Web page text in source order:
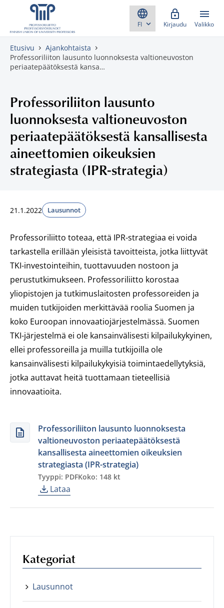
Skippaa sisältö
Kirjaudu Valikko
Etusivu
Ajankohtaista
Professoriliiton lausunto luonnoksesta valtioneuvoston
periaatepäätöksestä kansa…
Professoriliiton lausunto
luonnoksesta valtioneuvoston
periaatepäätöksestä kansallisesta
aineettomien oikeuksien
strategiasta (IPR-strategia)
21.1.2022 Lausunnot
Professoriliitto toteaa, että IPR-strategiaa ei voida
tarkastella erillään yleisistä tavoitteista, jotka liittyvät
TKI-investointeihin, tuottavuuden nostoon ja
perustutkimukseen. Professoriliitto korostaa
yliopistojen ja tutkimuslaitosten professoreiden ja
muiden tutkijoiden merkittävää roolia Suomen ja
koko Euroopan innovaatiojärjestelmässä. Suomen
TKI-järjestelmä ei ole kansainvälisesti kilpailukykyinen,
ellei professoreilla ja muilla tutkijoilla ole
kansainvälisesti kilpailukykyisiä toimintaedellytyksiä,
jotka auttavat heitä tuottamaan tieteellisiä
innovaatioita.
Professoriliiton lausunto luonnoksesta
valtioneuvoston periaatepäätöksestä
kansallisesta aineettomien oikeuksien
strategiasta (IPR-strategia)
Tyyppi: PDFKoko: 148 kt
Lataa
Kategoriat
Lausunnot